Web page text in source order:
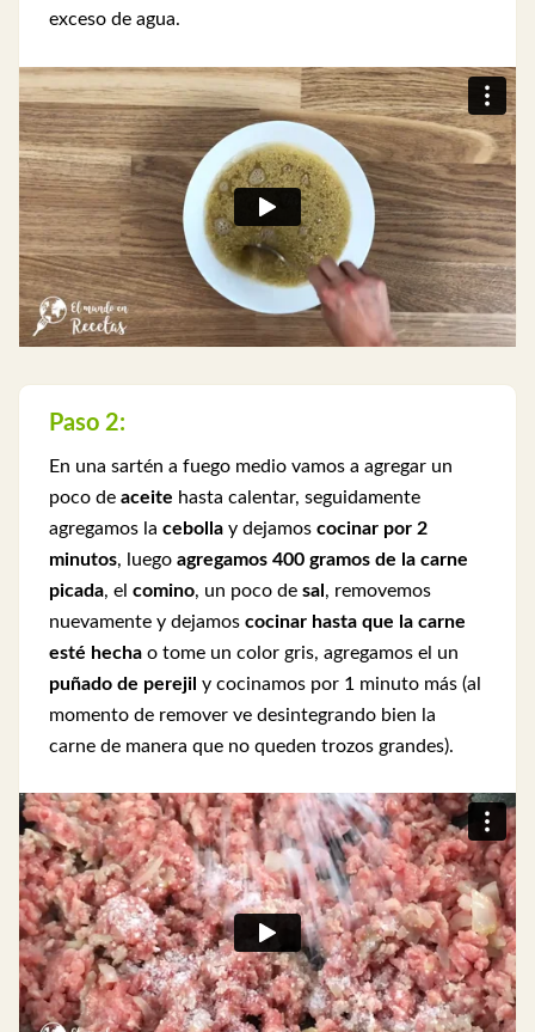
exceso de agua.
Paso 2:
En una sartén a fuego medio vamos a agregar un
poco de aceite hasta calentar, seguidamente
agregamos la cebolla y dejamos cocinar por 2
minutos, luego agregamos 400 gramos de la carne
picada, el comino, un poco de sal , removemos
nuevamente y dejamos cocinar hasta que la carne
esté hecha o tome un color gris, agregamos el un
puñado de perejil y cocinamos por 1 minuto más (al
momento de remover ve desintegrando bien la
carne de manera que no queden trozos grandes).